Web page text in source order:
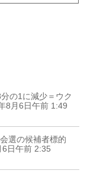
の1に減少＝ウク
8月6日午前 1:49
選の候補者標的
6日午前 2:35